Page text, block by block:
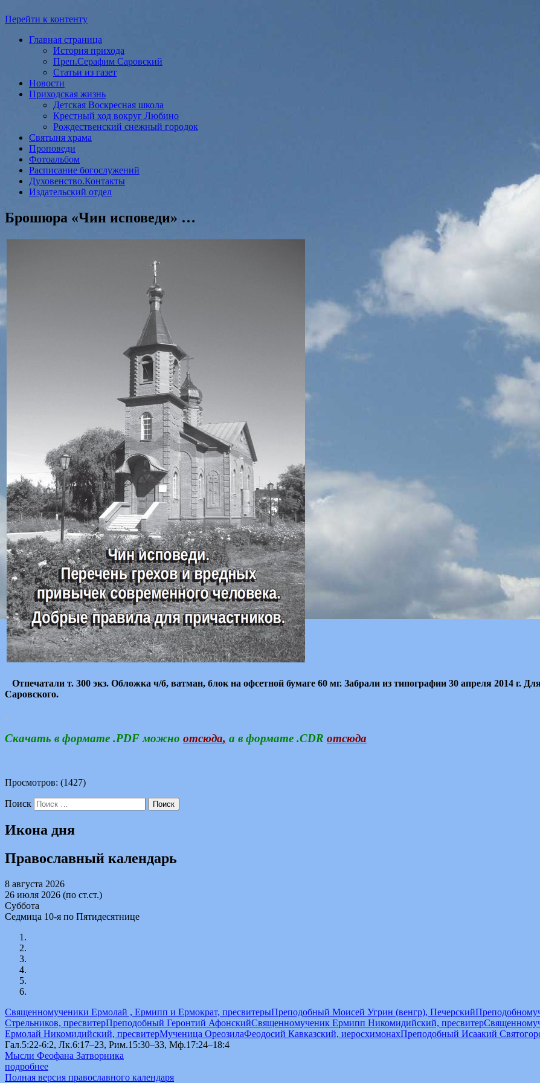
Перейти к контенту
Главная страница
История прихода
Преп.Серафим Саровский
Статьи из газет
Новости
Приходская жизнь
Детская Воскресная школа
Крестный ход вокруг Любино
Рождественский снежный городок
Святыня храма
Проповеди
Фотоальбом
Расписание богослужений
Духовенство.Контакты
Издательский отдел
Брошюра «Чин исповеди» …
Отпечатали т. 300 экз. Обложка ч/б, ватман, блок на офсетной бумаге 60 мг. Забрали из типографии 30 апреля 2014 г.
Саровского.
Скачать в формате .PDF можно отсюда, а в формате .CDR отсюда
Просмотров: (1427)
Поиск
Икона дня
Православный календарь
8 августа 2026
26 июля 2026 (по ст.ст.)
Суббота
Седмица 10-я по Пятидесятнице
Священномученики Ермолай , Ермипп и Ермократ, пресвитерыПреподобный Моисей Угрин (венгр), Печерский
Стрельников, пресвитерПреподобный Геронтий АфонскийСвященномученик Ермипп Никомидийский, пресвитер
Ермолай Никомидийский, пресвитерМученица ОреозилаФеодосий Кавказский, иеросхимонахПреподобный Исаакий
Гал.5:22-6:2, Лк.6:17–23, Рим.15:30–33, Мф.17:24–18:4
Мысли Феофана Затворника
подробнее
Полная версия православного календаря